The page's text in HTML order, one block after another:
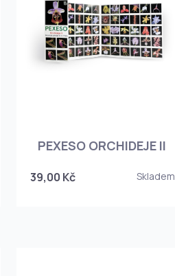
PEXESO ORCHIDEJE II
39,00 Kč Skladem